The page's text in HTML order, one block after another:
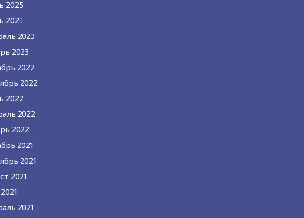
2025
2023
2023
2023
2022
2022
2022
2022
2022
2021
2021
2021
2021